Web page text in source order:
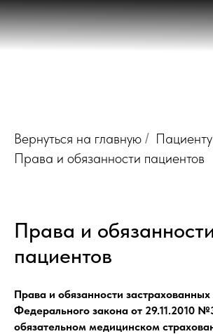
Вернуться на главную / Пациенту
Права и обязанности пациентов
Права и обязанности
пациентов
Права и обязанности застрахованных
Федерального закона от 29.11.2010
обязательном медицинском